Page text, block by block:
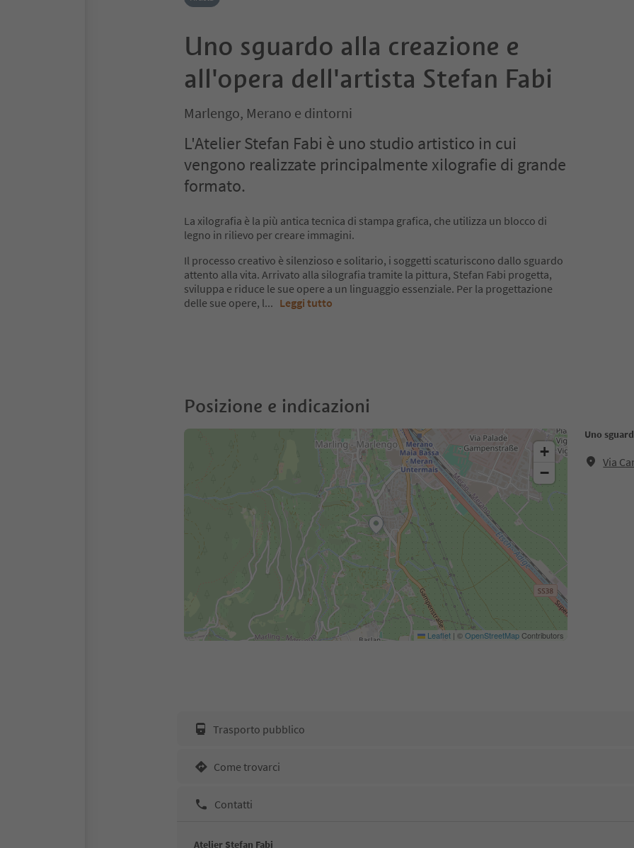
Uno sguardo alla creazione e
all'opera dell'artista Stefan Fabi
Marlengo, Merano e dintorni
L'Atelier Stefan Fabi è uno studio artistico in cui
vengono realizzate principalmente xilografie di grande
formato.
La xilografia è la più antica tecnica di stampa grafica, che utilizza un blocco di
legno in rilievo per creare immagini.
Il processo creativo è silenzioso e solitario, i soggetti scaturiscono dallo sguardo
attento alla vita. Arrivato alla silografia tramite la pittura, Stefan Fabi progetta,
sviluppa e riduce le sue opere a un linguaggio essenziale. Per la progettazione
delle sue opere, l... Leggi tutto
Posizione e indicazioni
Uno
Via
+
−
Leaflet | ©OpenStreetMapContributors
Trasporto pubblico
Come trovarci
Contatti
Atelier Stefan Fabi